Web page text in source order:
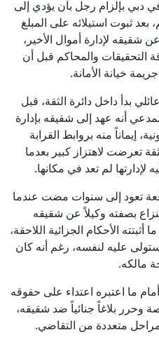
حالة نادرة لطفلة
دبي بإلزام رجل بأن يؤدي إلى
مليون درهم، بعد ثبوت استيلائه على المبلغ
شقيقه لإدارة أموال الأخير،
التحقيقات والمحاكم قبل أن
خيانة الأمانة.
بدأ داخل دائرة الثقة، قبل
أنه عهد إلى شقيقه بإدارة
إيماناً منه بروابط القرابة
تعرضت لاهتزاز كبير بعدما
لم تعد في مكانها.
تعود إلى سنوات مضت عندما
بصفته وكيلاً عن شقيقه
أثبتته الأحكام الجزائية اللاحقة،
عليه لنفسه، رغم أنه كان
مالكه.
ما اعتبره اعتداء على حقوقه
وحرر بلاغاً جنائياً ضد شقيقه،
متعددة من التقاضي.